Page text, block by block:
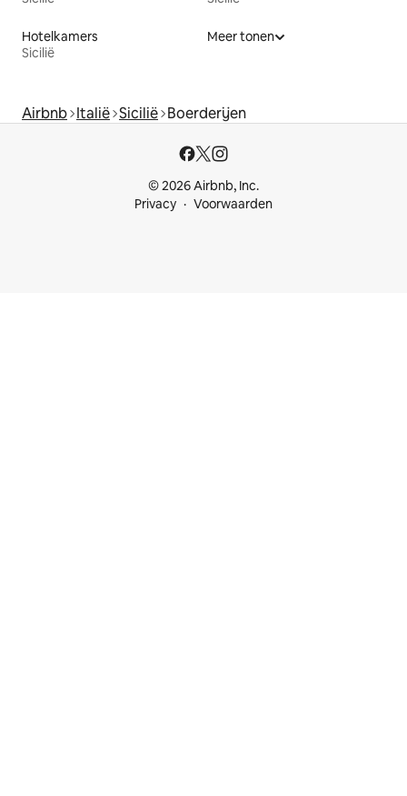
Hotelkamers
Sicilië
Meer tonen
Airbnb Italië Sicilië Boerderijen
© 2026 Airbnb, Inc.
Privacy
Voorwaarden